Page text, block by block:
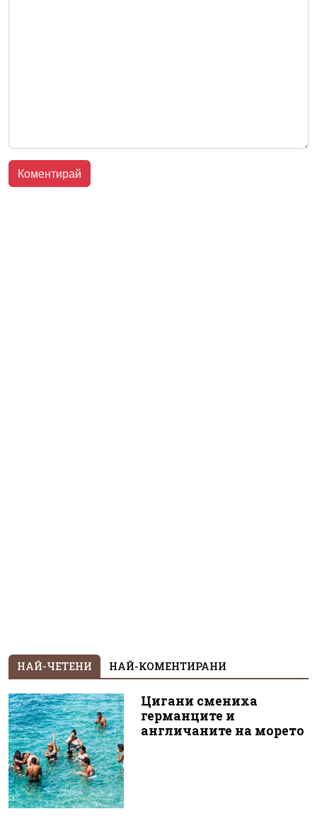
НАЙ-ЧЕТЕНИ НАЙ-КОМЕНТИРАНИ
Цигани смениха
германците и
англичаните на морето